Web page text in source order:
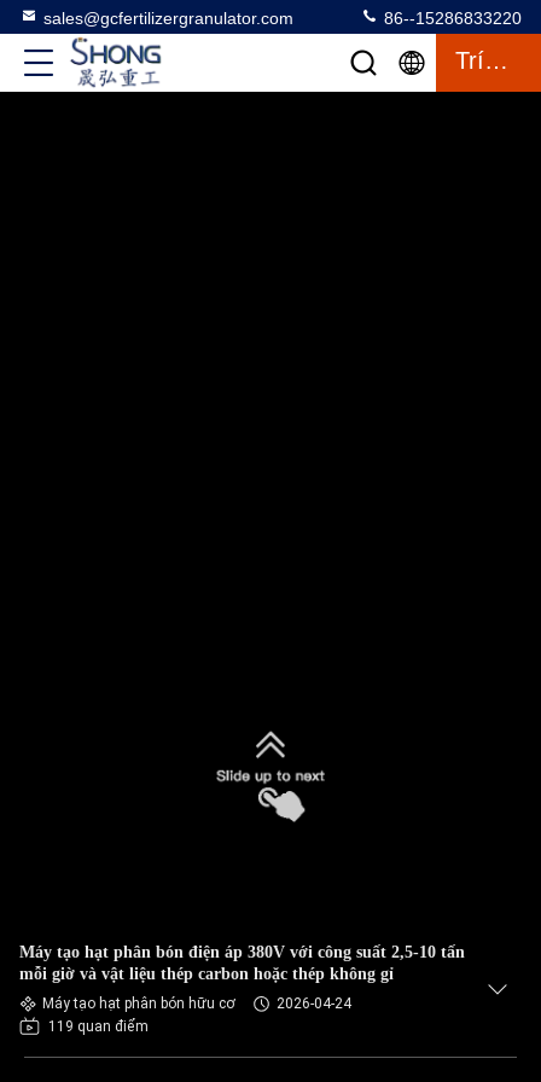
sales@gcfertilizergranulator.com 86--15286833220
Trích Dẫn
Máy tạo hạt phân bón điện áp 380V với công suất 2,5-10 tấn
mỗi giờ và vật liệu thép carbon hoặc thép không gỉ
Máy tạo hạt phân bón hữu cơ
2026-04-24
119 quan điểm